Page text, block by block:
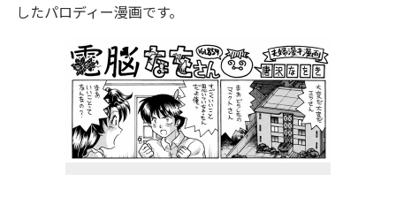
したパロディー漫画です。